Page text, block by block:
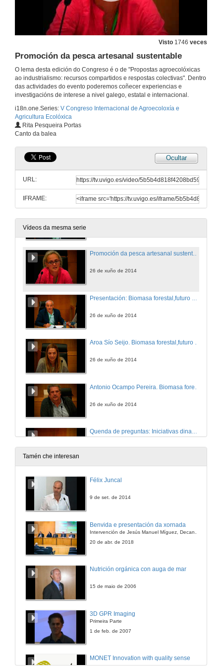
Visto 1746 veces
Promoción da pesca artesanal sustentable
O lema desta edición do Congreso é o de "Propostas agroecolóxicas
ao industrialismo: recursos compartidos e respostas colectivas". Dentro
das actividades do evento poderemos coñecer experiencias e
investigacións de interese a nivel galego, estatal e internacional.
i18n.one.Series: V Congreso Internacional de Agroecoloxía e
Agricultura Ecolóxica
Rita Pesqueira Portas
Canto da balea
Ocultar
URL:
IFRAME:
Vídeos da mesma serie
26 de xuño de 2014
Quenda de preguntas: Agricultura urbana e periurbana
26 de xuño de 2014
A posta en valor da mazá galega
26 de xuño de 2014
Presentación: Rita Pesqueira Portas
Promoción da pesca artesanal sustentable
26 de xuño de 2014
26 de xuño de 2014
Aroa Sío Seijo. Biomasa forestal,futuro esperanzador
26 de xuño de 2014
26 de xuño de 2014
Quenda de preguntas: Iniciativas dinamizadoras empregando recursos locais
26 de xuño de 2014
De aquí, xusto e ecolóxico
Tamén che interesan
Félix Juncal
9 de set. de 2014
Benvida e presentación da xornada
Intervención de Jesús Manuel Míguez, Decano da Facultade de Bioloxía
20 de abr. de 2018
Nutrición orgánica con auga de mar
15 de maio de 2006
3D GPR Imaging
Primeira Parte
1 de feb. de 2007
MONET Innovation with quality sense